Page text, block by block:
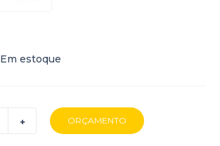
Em estoque